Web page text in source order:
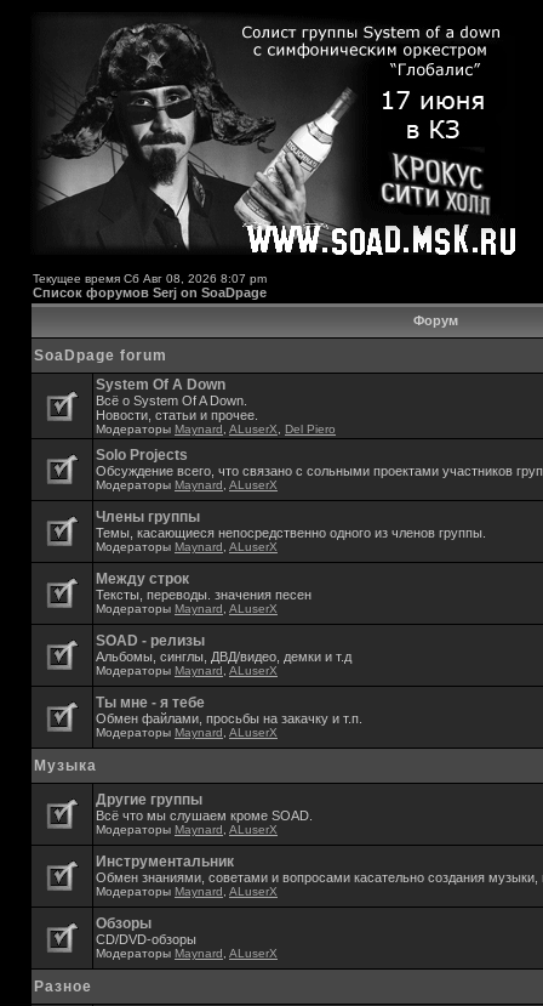
Текущее время Сб Авг 08, 2026 8:07 pm
Список форумов Serj on SoaDpage
Форум
SoaDpage forum
System Of A Down
Всё о System Of A Down.
Новости, статьи и прочее.
Модераторы Maynard ALuserX Del Piero
Solo Projects
Обсуждение всего, что связано с сольными проектами участников
Модераторы Maynard ALuserX
Члены группы
Темы, касающиеся непосредственно одного из членов группы.
Модераторы Maynard ALuserX
Между строк
Тексты, переводы. значения песен
Модераторы Maynard ALuserX
SOAD - релизы
Альбомы, синглы, ДВД/видео, демки и т.д
Модераторы Maynard ALuserX
Ты мне - я тебе
Обмен файлами, просьбы на закачку и т.п.
Модераторы Maynard ALuserX
Музыка
Другие группы
Всё что мы слушаем кроме SOAD.
Модераторы Maynard ALuserX
Инструментальник
Обмен знаниями, советами и вопросами касательно создания музыки,
Модераторы Maynard ALuserX
Обзоры
CD/DVD-обзоры
Модераторы Maynard ALuserX
Разное